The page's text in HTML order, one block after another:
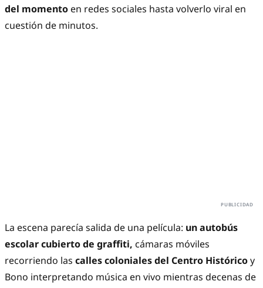
del momento en redes sociales hasta volverlo viral en
cuestión de minutos.
La escena parecía salida de una película: un autobús
escolar cubierto de graffiti, cámaras móviles
recorriendo las calles coloniales del Centro Históricoy
Bono interpretando música en vivo mientras decenas de